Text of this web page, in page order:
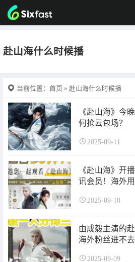
赴山海什么时候播
当前位置： 首页 » 赴山海什么时候播
《赴山海》今
何抢云包场？
2025-09-11
《赴山海》开
讯会员！海外
2025-09-10
由成毅主演的
海外粉丝进不
2025-09-09